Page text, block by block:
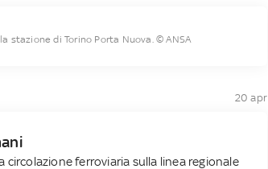
stazione di Torino Porta Nuova. © ANSA
20 apr
ferroviaria sulla linea regionale